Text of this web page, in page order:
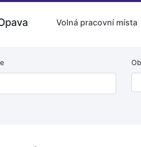
Volná pracovní místa